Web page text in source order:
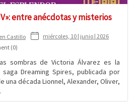
entre anécdotas y misterios
Castillo
miércoles, 10 | junio | 2026
(0)
sombras de Victoria Álvarez es la
Dreaming Spires, publicada por
una década Lionnel, Alexander, Oliver,